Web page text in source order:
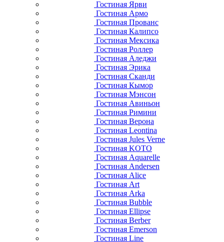
Гостиная Ярви
Гостиная Армо
Гостиная Прованс
Гостиная Калипсо
Гостиная Мексика
Гостиная Роллер
Гостиная Аледжи
Гостиная Эрика
Гостиная Сканди
Гостиная Кымор
Гостиная Мэнсон
Гостиная Авиньон
Гостиная Римини
Гостиная Верона
Гостиная Leontina
Гостиная Jules Verne
Гостиная KOTO
Гостиная Aquarelle
Гостиная Andersen
Гостиная Alice
Гостиная Art
Гостиная Arka
Гостиная Bubble
Гостиная Ellipse
Гостиная Berber
Гостиная Emerson
Гостиная Line